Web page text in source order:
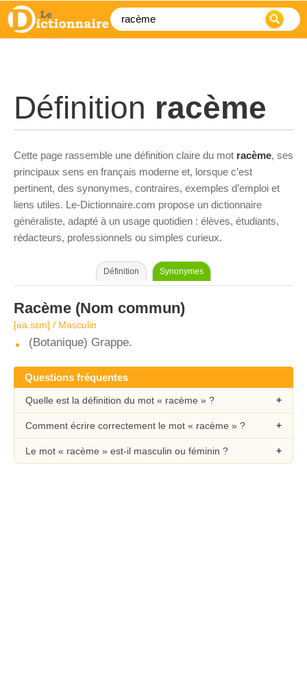
Définition racème
Cette page rassemble une définition claire du mot racème, ses
principaux sens en français moderne et, lorsque c’est
pertinent, des synonymes, contraires, exemples d’emploi et
liens utiles. Le-Dictionnaire.com propose un dictionnaire
généraliste, adapté à un usage quotidien : élèves, étudiants,
rédacteurs, professionnels ou simples curieux.
Définition Synonymes
Racème (Nom commun)
[ʁa.sɛm] / Masculin
(Botanique) Grappe.
Questions fréquentes
Quelle est la définition du mot « racème » ?
Comment écrire correctement le mot « racème » ?
Le mot « racème » est-il masculin ou féminin ?